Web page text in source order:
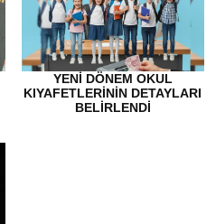
YENI DÖNEM OKUL
KIYAFETLERININ DETAYLARI
BELIRLENDI